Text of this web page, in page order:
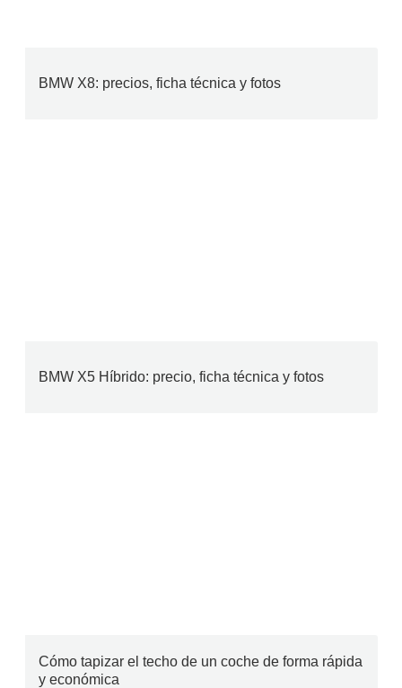
BMW X8: precios, ficha técnica y fotos
BMW X5 Híbrido: precio, ficha técnica y fotos
Cómo tapizar el techo de un coche de forma rápida
y económica